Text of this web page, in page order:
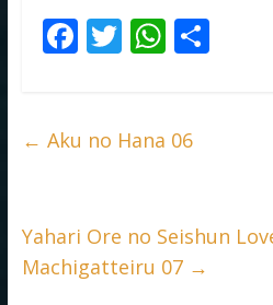
F
b
k
T
er
W
s
p
S
← Aku no Hana 06
Yahari Ore no Seishun
Machigatteiru 07 →